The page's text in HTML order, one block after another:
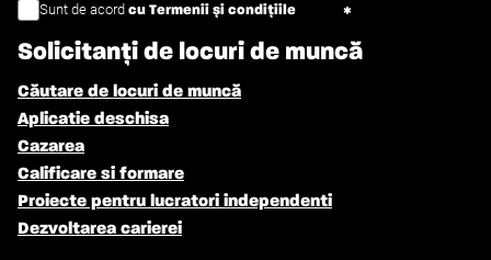
Sunt de acord cu Termenii și condițiile
Solicitanți de locuri de muncă
Căutare de locuri de muncă
Aplicatie deschisa
Cazarea
Calificare si formare
Proiecte pentru lucratori independenti
Dezvoltarea carierei